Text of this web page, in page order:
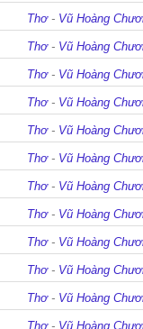
Thơ- Vũ Hoàng
Thơ- Vũ Hoàng
Thơ- Vũ Hoàng
Thơ- Vũ Hoàng
Thơ- Vũ Hoàng
Thơ- Vũ Hoàng
Thơ- Vũ Hoàng
Thơ- Vũ Hoàng
Thơ- Vũ Hoàng
Thơ- Vũ Hoàng
Thơ- Vũ Hoàng
Thơ- Vũ Hoàng